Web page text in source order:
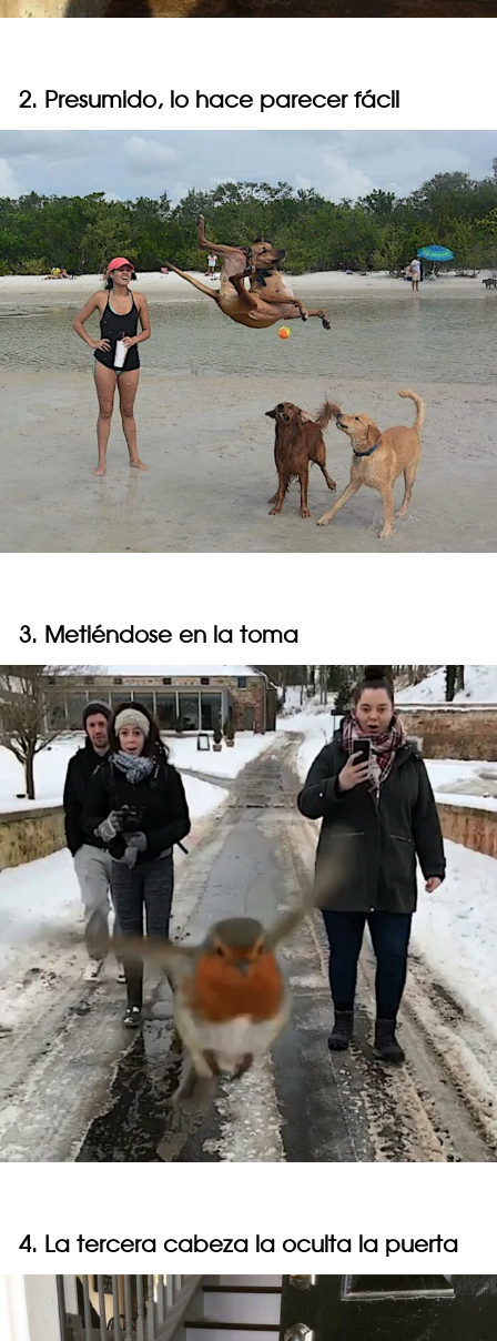
2. Presumido, lo hace parecer fácil
3. Metiéndose en la toma
4. La tercera cabeza la oculta la puerta